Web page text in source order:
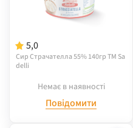
5,0
Сир Страчателла 55% 140гр ТМ Sa
delli
Немає в наявності
Повідомити